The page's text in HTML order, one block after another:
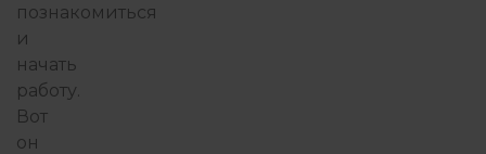
познакомиться
и
начать
работу.
Вот
он